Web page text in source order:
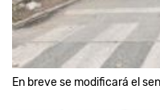
En breve se modificará el